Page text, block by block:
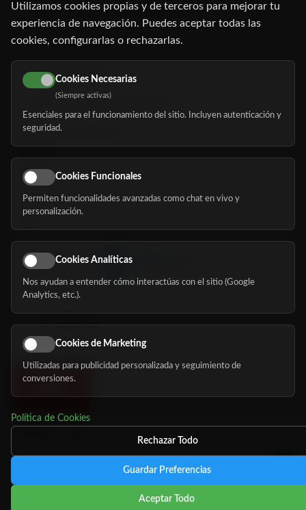
C/ Oruro, 11. 28016 Madrid
91 345 06 26
616 113 103
hola@mundomayor.com
Buscador de residencias
Eventos
Nosotros
Síguenos
© Copyright 2026 MundoMayor Aviso de privacidad
Aviso
Utilizamos cookies propias y de terceros para mejorar tu
experiencia de navegación. Puedes aceptar todas las
cookies, configurarlas o rechazarlas.
Cookies Necesarias
(Siempre activas)
Esenciales para el funcionamiento del sitio. Incluyen autenticación y
seguridad.
Cookies Funcionales
Permiten funcionalidades avanzadas como chat en vivo y
personalización.
Cookies Analíticas
Nos ayudan a entender cómo interactúas con el sitio (Google
Analytics, etc.).
Cookies de Marketing
Utilizadas para publicidad personalizada y seguimiento de
conversiones.
Política de Cookies
Rechazar Todo
Guardar Preferencias
Aceptar Todo